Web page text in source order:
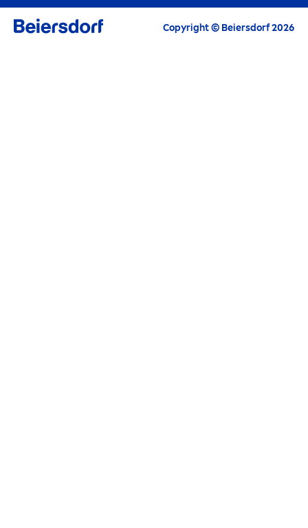
Historia deNIVEA
carrera
CómoNIVEA Cuida del Planeta Contacto
Copyright © Beiersdorf 2026